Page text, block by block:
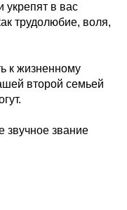
укрепят в вас
трудолюбие, воля,
к жизненному
второй семьей
звучное звание